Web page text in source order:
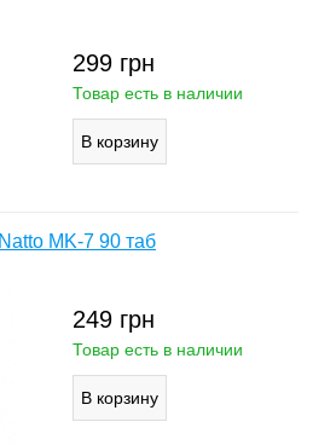
299 грн
Товар есть в наличии
MK-7 90 таб
249 грн
Товар есть в наличии